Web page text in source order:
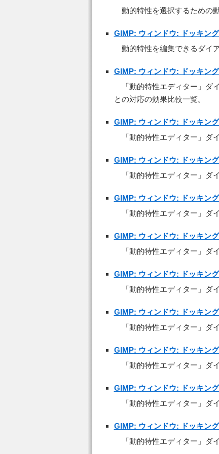
動的特性を選択するための
GIMP: ウィンドウ: ドッキン
動的特性を編集できるダイア
GIMP: ウィンドウ: ドッキン
「動的特性エディター」
との対応の効果比較一覧。
GIMP: ウィンドウ: ドッキン
「動的特性エディター」ダ
GIMP: ウィンドウ: ドッキン
「動的特性エディター」ダ
GIMP: ウィンドウ: ドッキン
「動的特性エディター」ダ
GIMP: ウィンドウ: ドッキン
「動的特性エディター」ダ
GIMP: ウィンドウ: ドッキン
「動的特性エディター」ダ
GIMP: ウィンドウ: ドッキン
「動的特性エディター」ダ
GIMP: ウィンドウ: ドッキン
「動的特性エディター」ダ
GIMP: ウィンドウ: ドッキン
「動的特性エディター」ダ
GIMP: ウィンドウ: ドッキン
「動的特性エディター」ダ